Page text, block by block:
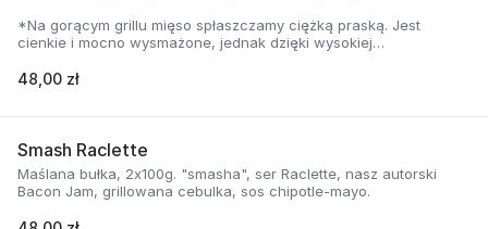
*Na gorącym grillu mięso spłaszczamy ciężką praską. Jest
cienkie i mocno wysmażone, jednak dzięki wysokiej
delikatną soczystość.
48,00 zł
Smash Raclette
Maślana bułka, 2x100g. "smasha", ser Raclette, nasz autorski
Bacon Jam, grillowana cebulka, sos chipotle-mayo.